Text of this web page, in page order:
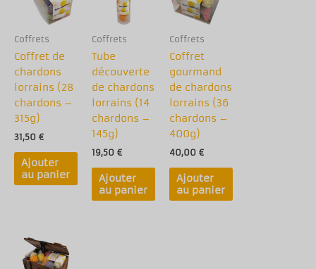
Coffrets
Coffret de
chardons
lorrains (28
chardons –
315g)
31,50 €
Ajouter
au panier
Coffrets
Tube
découverte
de chardons
lorrains (14
chardons –
145g)
19,50 €
Ajouter
au panier
Coffrets
Coffret
gourmand
de chardons
lorrains (36
chardons –
400g)
40,00 €
Ajouter
au panier